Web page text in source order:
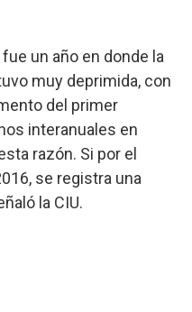
un año en donde la
muy deprimida, con
del primer
interanuales en
razón. Si por el
se registra una
la CIU.